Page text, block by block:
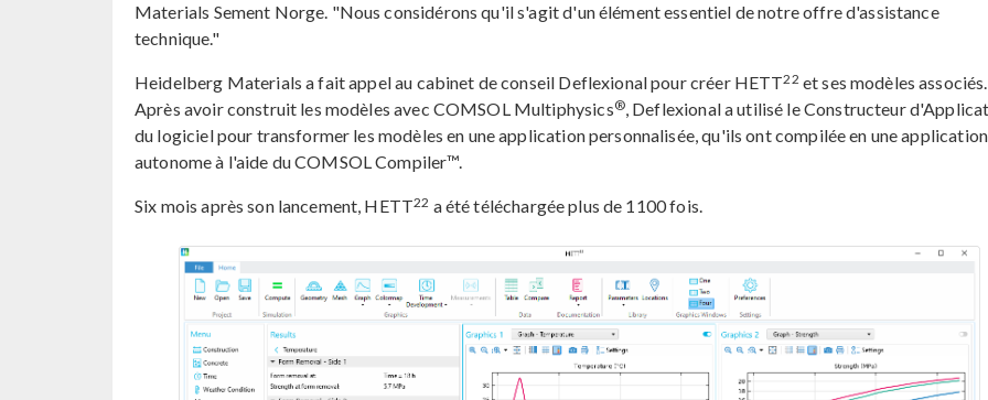
Materials Sement Norge. "Nous considérons qu'il s'agit d'un élément essentiel de notre offre d'assistance
technique."
Heidelberg Materials a fait appel au cabinet de conseil Deflexional pour créer HETT22 et ses modèles associés.
Après avoir construit les modèles avec COMSOL Multiphysics®, Deflexional a utilisé le Constructeur
du logiciel pour transformer les modèles en une application personnalisée, qu'ils ont compilée en une application
autonome à l'aide du COMSOL Compiler™.
Six mois après son lancement, HETT22 a été téléchargée plus de 1100 fois.